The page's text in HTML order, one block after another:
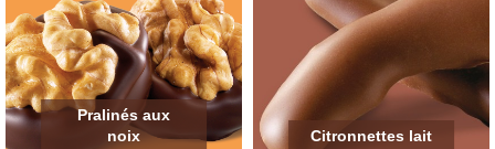
Pralinés aux
noix
Citronnettes lait